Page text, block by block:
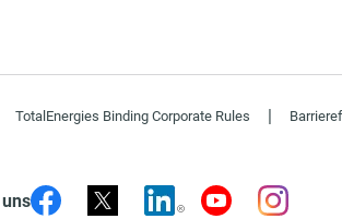
TotalEnergies Binding Corporate Rules |